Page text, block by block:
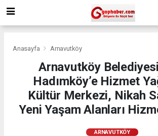
Anasayfa Arnavutköy
Arnavutköy
Hadımköy’e Hizmet
Kültür Merkezi, Nikah
Yeni Yaşam Alanları
ARNAVUTKÖY